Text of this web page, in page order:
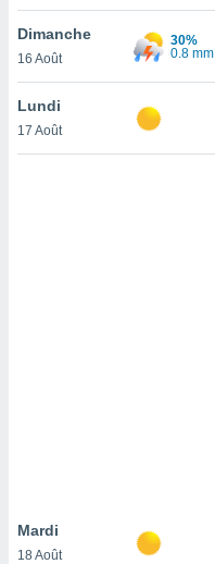
votre
à
en
le
notre
Dimanche
16 Août
30%
0.8 mm
Lundi
17 Août
Mardi
18 Août